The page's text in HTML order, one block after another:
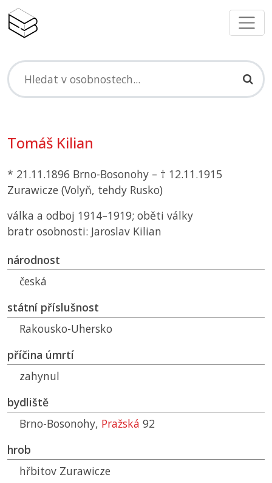
Tomáš Kilian
* 21.11.1896 Brno-Bosonohy – † 12.11.1915
Zurawicze (Volyň, tehdy Rusko)
válka a odboj 1914–1919; oběti války
bratr osobnosti: Jaroslav Kilian
národnost
česká
státní příslušnost
Rakousko-Uhersko
příčina úmrtí
zahynul
bydliště
Brno-Bosonohy, Pražská 92
hrob
hřbitov Zurawicze